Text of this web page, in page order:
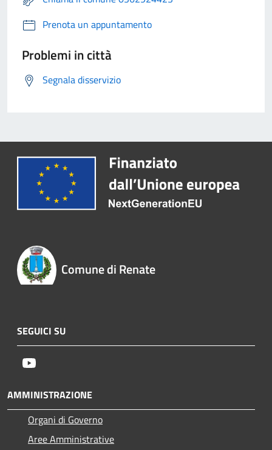
Prenota un appuntamento
Problemi in città
Segnala disservizio
Comune di Renate
SEGUICI SU
AMMINISTRAZIONE
Organi di Governo
Aree Amministrative